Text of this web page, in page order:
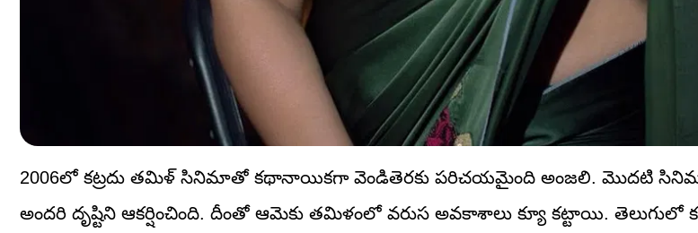
2006లో కట్రదు తమిళ్ సినిమాతో కథానాయికగా వెండితెరకు పరిచయమైంది అంజలి. మొదటి
అందరి దృష్టిని ఆకర్షించింది. దీంతో ఆమెకు తమిళంలో వరుస అవకాశాలు క్యూ కట్టాయి.